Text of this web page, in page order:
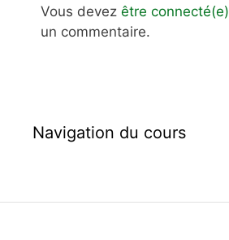
Vous devez être connecté(e)
un commentaire.
Navigation du cours